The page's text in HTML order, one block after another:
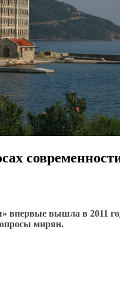
вышла в 2011
мирян.